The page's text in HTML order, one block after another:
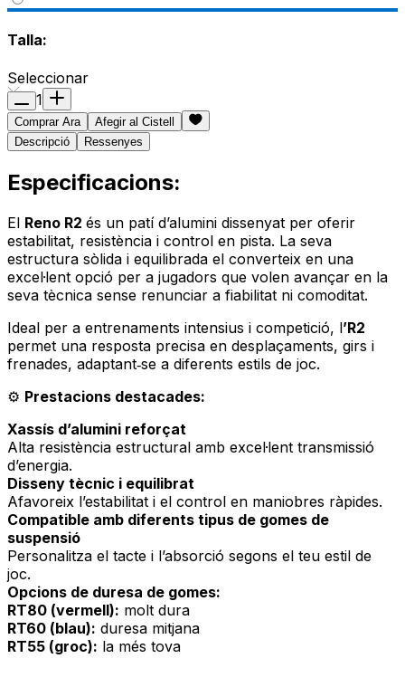
Talla:
Seleccionar
1
Comprar Ara
Afegir al Cistell
Descripció
Ressenyes
Especificacions:
El Reno R2 és un patí d’alumini dissenyat per oferir
estabilitat, resistència i control en pista. La seva
estructura sòlida i equilibrada el converteix en una
excel·lent opció per a jugadors que volen avançar en la
seva tècnica sense renunciar a fiabilitat ni comoditat.
Ideal per a entrenaments intensius i competició, l’R2
permet una resposta precisa en desplaçaments, girs i
frenades, adaptant‑se a diferents estils de joc.
⚙️ Prestacions destacades:
Xassís d’alumini reforçat
Alta resistència estructural amb excel·lent transmissió
d’energia.
Disseny tècnic i equilibrat
Afavoreix l’estabilitat i el control en maniobres ràpides.
Compatible amb diferents tipus de gomes de
suspensió
Personalitza el tacte i l’absorció segons el teu estil de
joc.
Opcions de duresa de gomes:
RT80 (vermell): molt dura
RT60 (blau): duresa mitjana
RT55 (groc): la més tova